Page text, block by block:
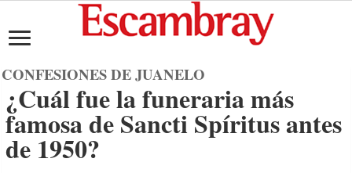
CONFESIONES DE JUANELO
¿Cuál fue la funeraria más
famosa de Sancti Spíritus antes
de 1950?